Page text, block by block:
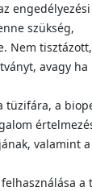
szükség,
Nem
avagy ha
tüzifára, a
valamint a
a